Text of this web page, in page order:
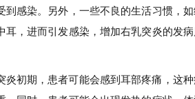
感染。另外，一些不良的生活习惯，
，进而引发感染，增加右乳突炎的发
初期，患者可能会感到耳部疼痛，这种